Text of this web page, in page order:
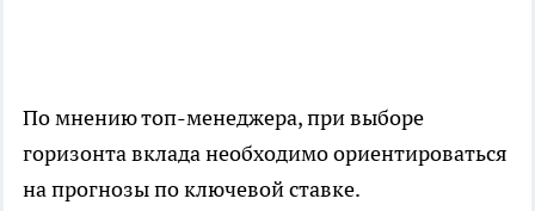
По мнению топ-менеджера, при выборе
горизонта вклада необходимо ориентироваться
на прогнозы по ключевой ставке.